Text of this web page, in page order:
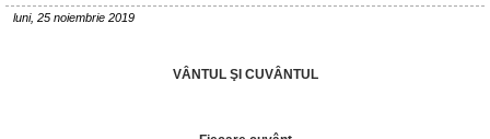
luni, 25 noiembrie 2019
VÂNTUL ŞI CUVÂNTUL